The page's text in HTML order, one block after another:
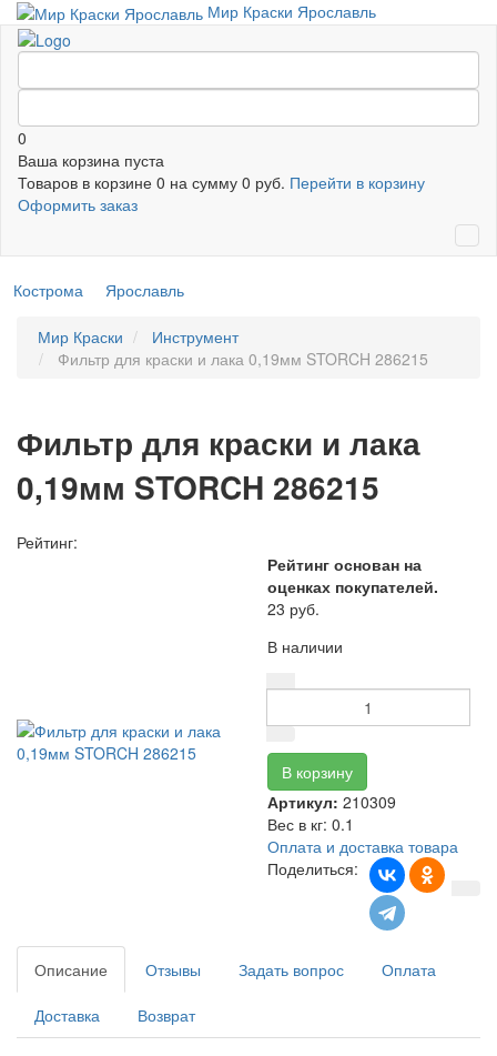
Мир Краски Ярославль
0
Ваша корзина пуста
Товаров в корзине 0 на сумму 0 руб. Перейти в корзину
Оформить заказ
Кострома Ярославль
Мир Краски
Инструмент
Фильтр для краски и лака 0,19мм STORCH 286215
Фильтр для краски и лака
0,19мм STORCH 286215
Рейтинг:
Рейтинг основан на
оценках покупателей.
23 руб.
В наличии
Артикул: 210309
Вес в кг: 0.1
Оплата и доставка товара
Поделиться:
Описание Отзывы Задать вопрос Оплата
Доставка Возврат